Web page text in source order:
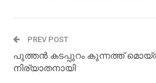
PREV POST
പുത്തന്‍ കടപ്പുറം കുന്നത്ത്
നിര്യാതനായി